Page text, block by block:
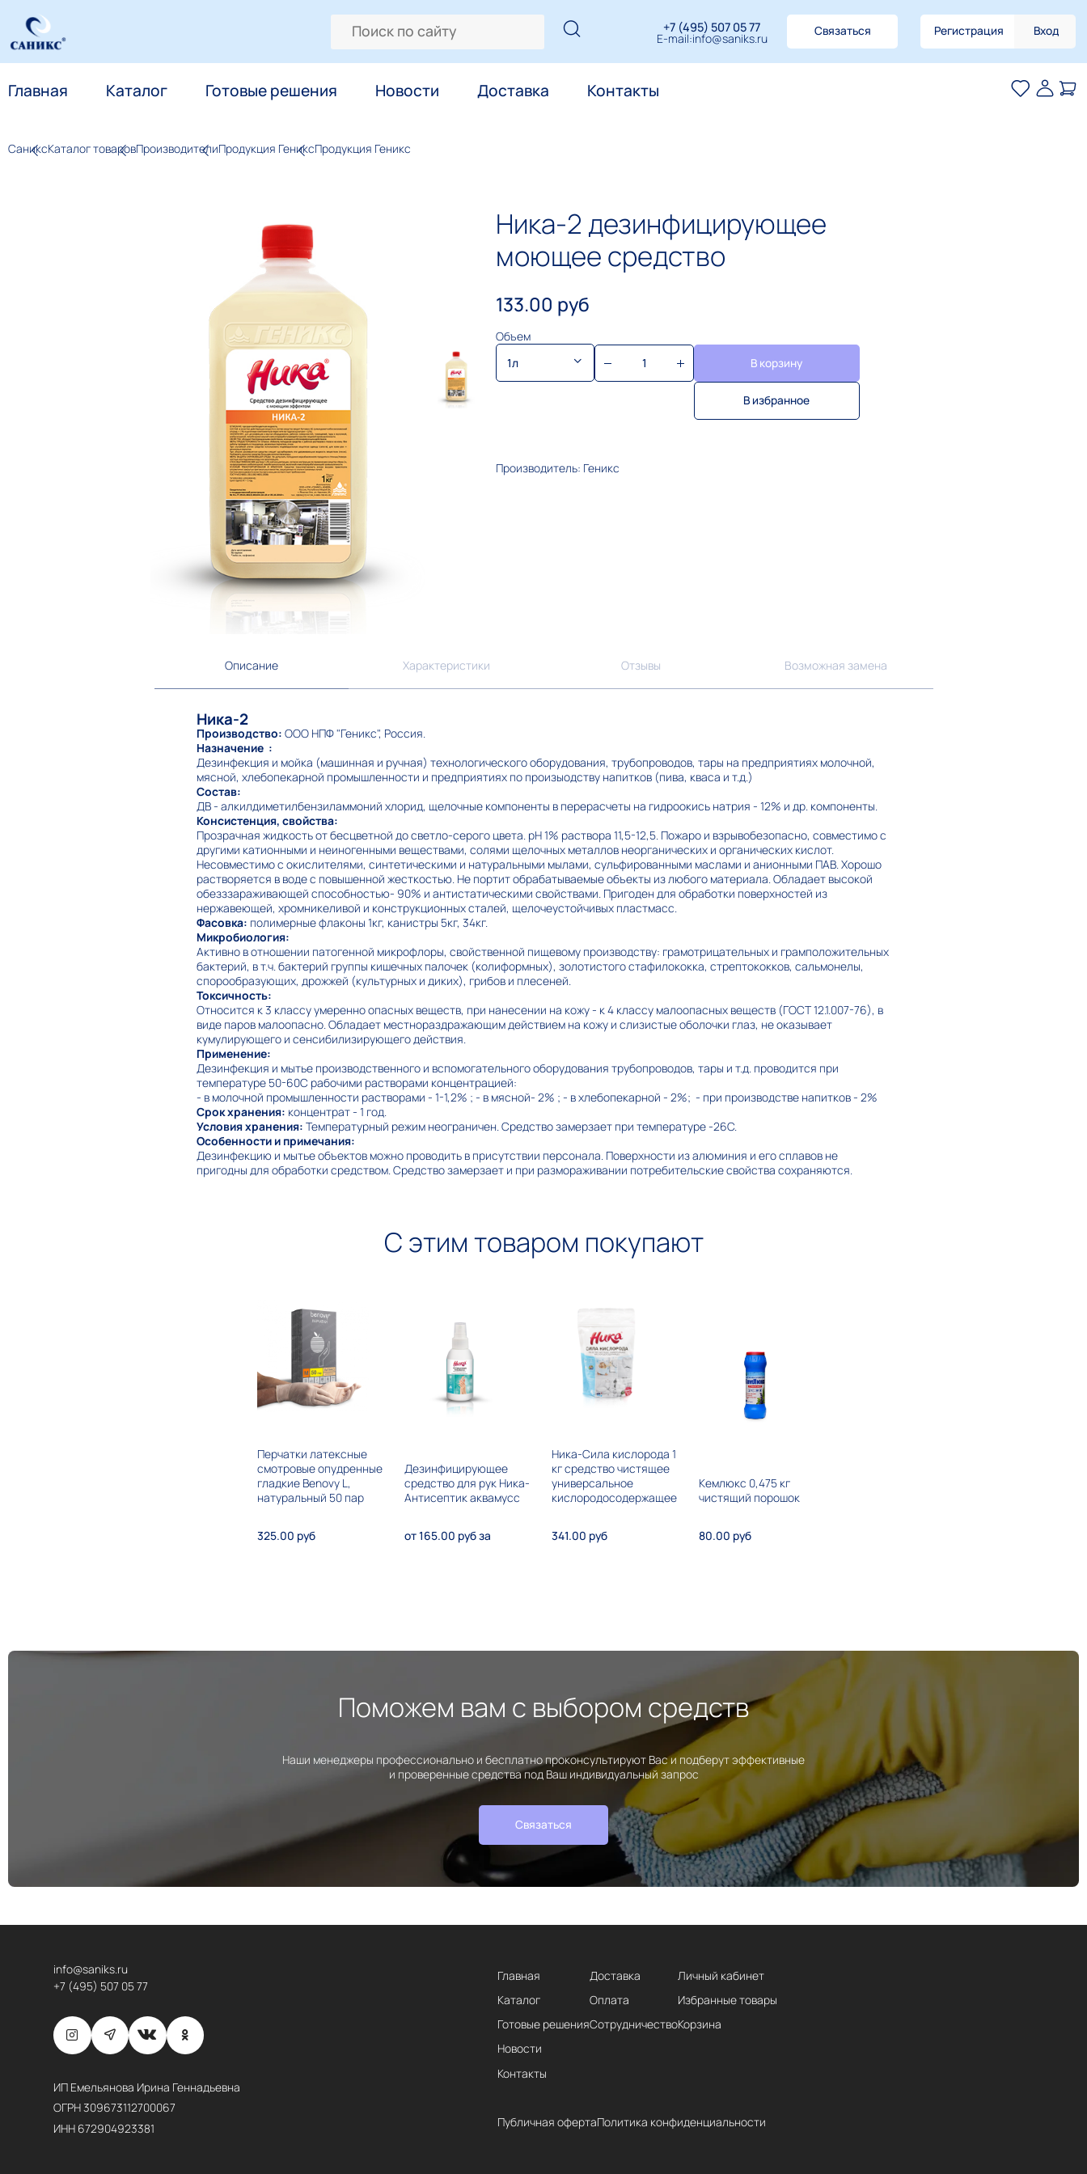
+7 (495) 507 05 77
E-mail:info@saniks.ru Связаться Регистрация Вход
Главная Каталог Готовые решения Новости Доставка Контакты
СаниксКаталог товаровПроизводителиПродукция ГениксПродукция Геникс
Ника-2 дезинфицирующее
моющее средство
133.00 руб
Объем
1л
В корзину
В избранное
Производитель: Геникс
Описание Характеристики Отзывы Возможная замена
Ника-2
Производство: OOO НПФ "Геникс", Россия.
Назначение :
Дезинфекция и мойка (машинная и ручная) технологического оборудования, трубопроводов, тары на предприятиях молочной,
мясной, хлебопекарной промышленности и предприятиях по произыодству напитков (пива, кваса и т.д.)
Состав:
ДВ - алкилдиметилбензиламмоний хлорид, щелочные компоненты в перерасчеты на гидроокись натрия - 12% и др. компоненты.
Консистенция, свойства:
Прозрачная жидкость от бесцветной до светло-серого цвета. рН 1% раствора 11,5-12,5. Пожаро и взрывобезопасно, совместимо с
другими катионными и неиногенными веществами, солями щелочных металлов неорганических и органических кислот.
Несовместимо с окислителями, синтетическими и натуральными мылами, сульфированными маслами и анионными ПАВ. Хорошо
растворяется в воде с повышенной жесткостью. Не портит обрабатываемые объекты из любого материала. Обладает высокой
обезззараживающей способностью- 90% и антистатическими свойствами. Пригоден для обработки поверхностей из
нержавеющей, хромникеливой и конструкционных сталей, щелочеустойчивых пластмасс.
Фасовка: полимерные флаконы 1кг, канистры 5кг, 34кг.
Микробиология:
Активно в отношении патогенной микрофлоры, свойственной пищевому производству: грамотрицательных и грамположительных
бактерий, в т.ч. бактерий группы кишечных палочек (колиформных), золотистого стафилококка, стрептококков, сальмонелы,
спорообразующих, дрожжей (культурных и диких), грибов и плесеней.
Токсичность:
Относится к 3 классу умеренно опасных веществ, при нанесении на кожу - к 4 классу малоопасных веществ (ГОСТ 12.1.007-76), в
виде паров малоопасно. Обладает местнораздражающим действием на кожу и слизистые оболочки глаз, не оказывает
кумулирующего и сенсибилизирующего действия.
Применение:
Дезинфекция и мытье производственного и вспомогательного оборудования трубопроводов, тары и т.д. проводится при
температуре 50-60С рабочими растворами концентрацией:
- в молочной промышленности растворами - 1-1,2% ; - в мясной- 2% ; - в хлебопекарной - 2%; - при производстве напитков - 2%
Срок хранения: концентрат - 1 год.
Условия хранения:Температурный режим неограничен. Средство замерзает при температуре -26С.
Особенности и примечания:
Дезинфекцию и мытье объектов можно проводить в присутствии персонала. Поверхности из алюминия и его сплавов не
пригодны для обработки средством. Средство замерзает и при размораживании потребительские свойства сохраняются.
С этим товаром покупают
Перчатки латексные
смотровые опудренные
гладкие Benovy L,
натуральный 50 пар
325.00 руб
Дезинфицирующее
средство для рук Ника-
Антисептик аквамусс
от 165.00 руб за
Ника-Сила кислорода 1
кг средство чистящее
универсальное
кислородосодержащее
341.00 руб
Кемлюкс 0,475 кг
чистящий порошок
80.00 руб
Поможем вам с выбором средств
Наши менеджеры профессионально и бесплатно проконсультируют Вас и подберут эффективные
и проверенные средства под Ваш индивидуальный запрос
Связаться
info@saniks.ru
+7 (495) 507 05 77
ИП Емельянова Ирина Геннадьевна
ОГРН 309673112700067
ИНН 672904923381
Главная
Каталог
Готовые решения
Новости
Контакты
Доставка
Оплата
Сотрудничество
Личный кабинет
Избранные товары
Корзина
Публичная офертаПолитика конфиденциальности